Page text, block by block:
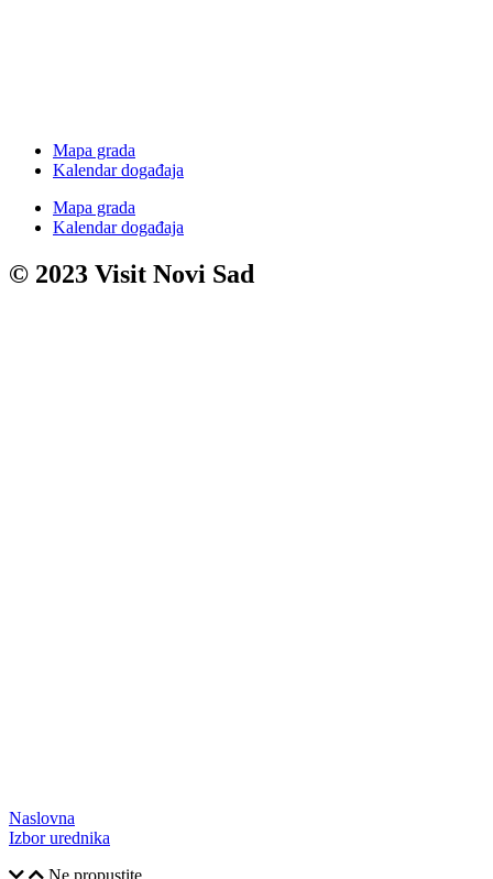
Mapa grada
Kalendar događaja
Mapa grada
Kalendar događaja
© 2023 Visit Novi Sad
Naslovna
Izbor urednika
Ne propustite